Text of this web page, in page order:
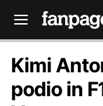
Kimi
podio in